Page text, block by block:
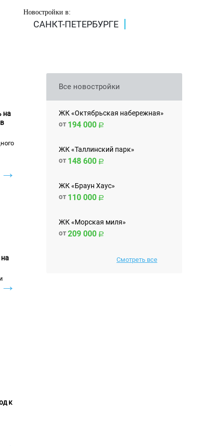
Новостройки в:
САНКТ-ПЕТЕРБУРГЕ
на
→
→
к
Все новостройки
ЖК «Октябрьская набережная»
от 194 000
ЖК «Таллинский парк»
от 148 600
ЖК «Браун Хаус»
от 110 000
ЖК «Морская миля»
от209 000
Смотреть все